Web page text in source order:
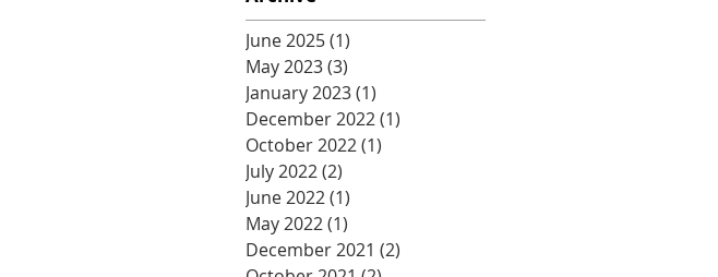
June 2025(1)
May 2023(3)
January 2023(1)
December 2022(1)
October 2022(1)
July 2022(2)
June 2022(1)
May 2022(1)
December 2021 (2)